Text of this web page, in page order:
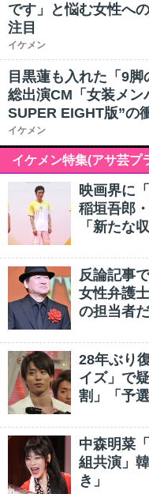
です」と悩む女性へ
注目
イケメン
目黒蓮も入れた「9
総出演CM「女装メン
SUPER EIGHT版”の
イケメン
イケメン特集(アサ芸プ
映画界に
稲垣吾郎
「新たな
反論記事
女性弁護
の担当者
28年ぶり
イズ」で
割」「予
中森明菜
組共演」
き」